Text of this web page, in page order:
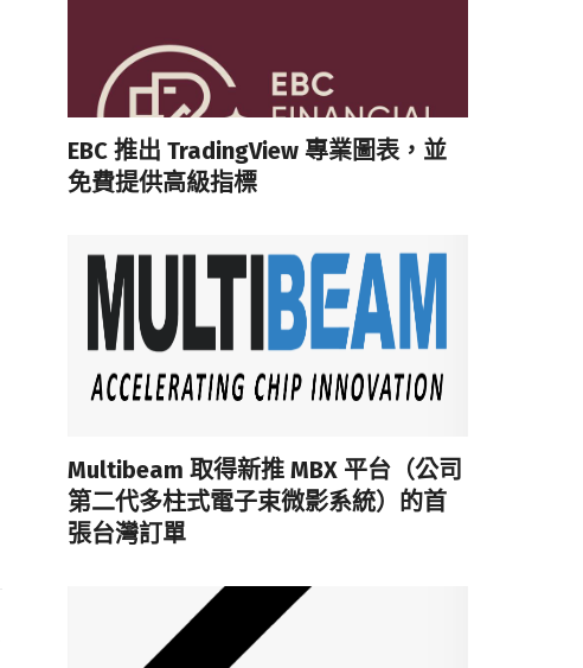
EBC 推出 TradingView 專業圖表，並
免費提供高級指標
Multibeam 取得新推 MBX 平台（公司
第二代多柱式電子束微影系統）的首
張台灣訂單